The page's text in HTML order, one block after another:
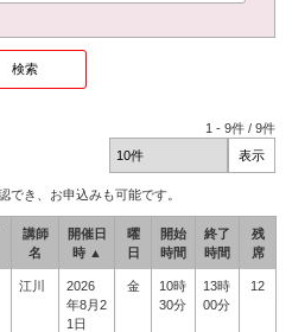
1 -9件 /9件
でき、お申込みも可能です。
講師
名
開催日
時 ▲
曜
日
開始
時間
終了
時間
残
席
江川
2026
年8月2
1日
金
10時
30分
13時
00分
12